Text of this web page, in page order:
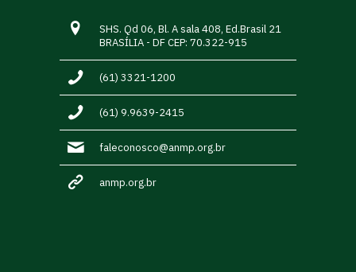
SHS. Qd 06, Bl. A sala 408, Ed.Brasil 21
BRASÍLIA - DF CEP: 70.322-915
(61) 3321-1200
(61) 9.9639-2415
faleconosco@anmp.org.br
anmp.org.br